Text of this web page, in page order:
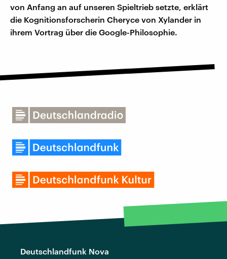
von Anfang an auf unseren Spieltrieb setzte, erklärt
die Kognitionsforscherin Cheryce von Xylander in
ihrem Vortrag über die Google-Philosophie.
Deutschlandfunk Nova